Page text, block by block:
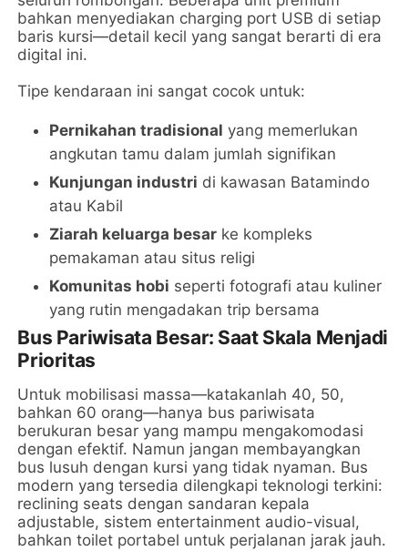
bahkan menyediakan charging port USB di setiap
baris kursi—detail kecil yang sangat berarti di era
digital ini.
Tipe kendaraan ini sangat cocok untuk:
Pernikahan tradisional yang memerlukan
angkutan tamu dalam jumlah signifikan
Kunjungan industri di kawasan Batamindo
atau Kabil
Ziarah keluarga besar ke kompleks
pemakaman atau situs religi
Komunitas hobi seperti fotografi atau kuliner
yang rutin mengadakan trip bersama
Bus Pariwisata Besar: Saat Skala Menjadi
Prioritas
Untuk mobilisasi massa—katakanlah 40, 50,
bahkan 60 orang—hanya bus pariwisata
berukuran besar yang mampu mengakomodasi
dengan efektif. Namun jangan membayangkan
bus lusuh dengan kursi yang tidak nyaman. Bus
modern yang tersedia dilengkapi teknologi terkini:
reclining seats dengan sandaran kepala
adjustable, sistem entertainment audio-visual,
bahkan toilet portabel untuk perjalanan jarak jauh.